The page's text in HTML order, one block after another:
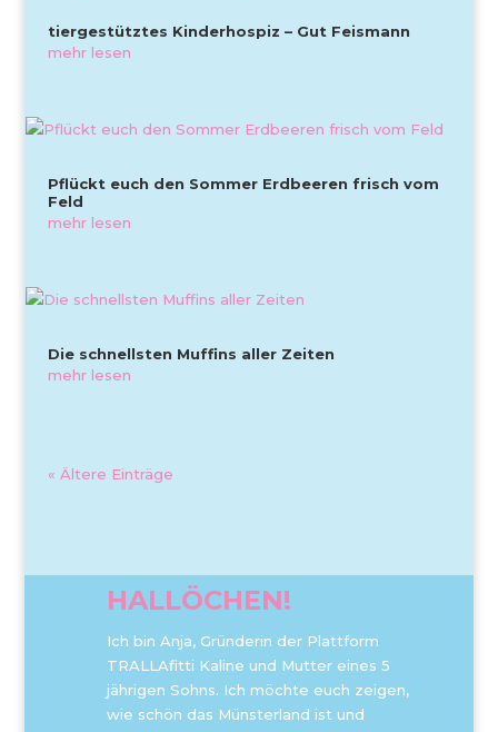
tiergestütztes Kinderhospiz – Gut Feismann
mehr lesen
Pflückt euch den Sommer Erdbeeren frisch vom
Feld
mehr lesen
Die schnellsten Muffins aller Zeiten
mehr lesen
« Ältere Einträge
HALLÖCHEN!
Ich bin Anja, Gründerin der Plattform
TRALLAfitti Kaline und Mutter eines 5
jährigen Sohns. Ich möchte euch zeigen,
wie schön das Münsterland ist und